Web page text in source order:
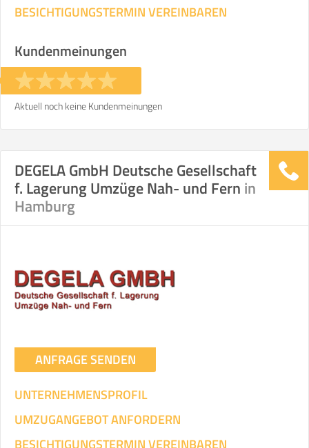
BESICHTIGUNGSTERMIN VEREINBAREN
Kundenmeinungen
Aktuell noch keine Kundenmeinungen
DEGELA GmbH Deutsche Gesellschaft
f. Lagerung Umzüge Nah- und Fern in
Hamburg
ANFRAGE SENDEN
UNTERNEHMENSPROFIL
UMZUGANGEBOT ANFORDERN
BESICHTIGUNGSTERMIN VEREINBAREN